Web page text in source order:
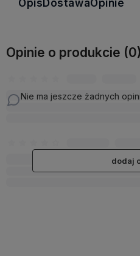
OpisDostawaOpinie
Opinie o produkcie (0)
Nie ma jeszcze żadnych
dodaj